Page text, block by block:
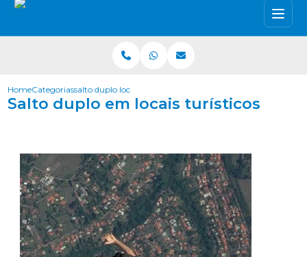
HomeCategoriassalto duplo locais turisticos
Salto duplo em locais turísticos